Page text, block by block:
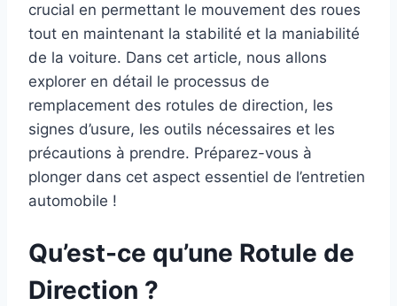
crucial en permettant le mouvement des roues
tout en maintenant la stabilité et la maniabilité
de la voiture. Dans cet article, nous allons
explorer en détail le processus de
remplacement des rotules de direction, les
signes d’usure, les outils nécessaires et les
précautions à prendre. Préparez-vous à
plonger dans cet aspect essentiel de l’entretien
automobile !
Qu’est-ce qu’une Rotule de
Direction ?